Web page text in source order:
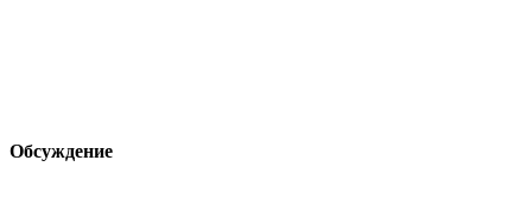
Обсуждение